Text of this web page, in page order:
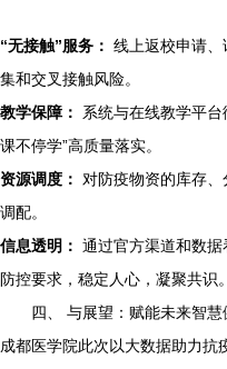
“无接触”服务： 线上返校申请
集和交叉接触风险。
教学保障：
系统与在线教学平
课不停学”高质量落实。
资源调度：
对防疫物资的库存
调配。
信息透明： 通过官方渠道和数
防控要求，稳定人心，凝聚共识。
四、 与展望：赋能未来智慧
成都医学院此次以大数据助力抗